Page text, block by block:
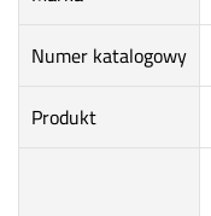
Numer katalogowy
Produkt